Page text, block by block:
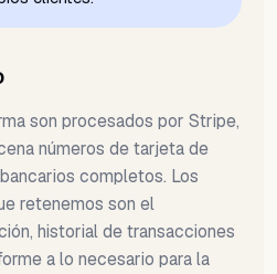
son procesados por Stripe,
números de tarjeta de
completos. Los
retenemos son el
historial de transacciones
a lo necesario para la